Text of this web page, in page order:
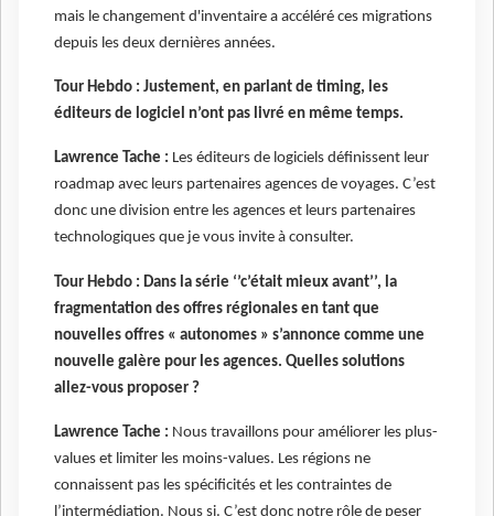
mais le changement d'inventaire a accéléré ces migrations
depuis les deux dernières années.
Tour Hebdo : Justement, en parlant de timing, les
éditeurs de logiciel n’ont pas livré en même temps.
Lawrence Tache : Les éditeurs de logiciels définissent leur
roadmap avec leurs partenaires agences de voyages. C’est
donc une division entre les agences et leurs partenaires
technologiques que je vous invite à consulter.
Tour Hebdo : Dans la série ‘’c’était mieux avant’’, la
fragmentation des offres régionales en tant que
nouvelles offres « autonomes » s’annonce comme une
nouvelle galère pour les agences. Quelles solutions
allez-vous proposer ?
Lawrence Tache : Nous travaillons pour améliorer les plus-
values et limiter les moins-values. Les régions ne
connaissent pas les spécificités et les contraintes de
l’intermédiation. Nous si. C’est donc notre rôle de peser